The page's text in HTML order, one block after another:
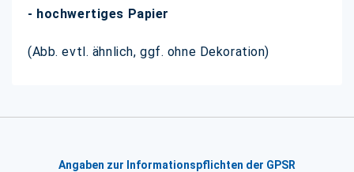
- hochwertiges Papier
(Abb. evtl. ähnlich, ggf. ohne Dekoration)
Angaben zur Informationspflichten der GPSR